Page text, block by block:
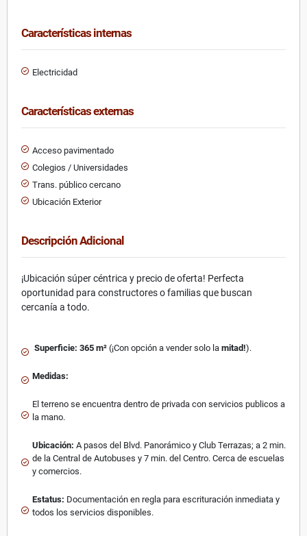
Características internas
Electricidad
Características externas
Acceso pavimentado
Colegios / Universidades
Trans. público cercano
Ubicación Exterior
Descripción Adicional
¡Ubicación súper céntrica y precio de oferta! Perfecta
oportunidad para constructores o familias que buscan
cercanía a todo.
Superficie: 365 m² (¡Con opción a vender solo la mitad!).
Medidas:
El terreno se encuentra dentro de privada con servicios publicos a
la mano.
Ubicación: A pasos del Blvd. Panorámico y Club Terrazas; a 2 min.
de la Central de Autobuses y 7 min. del Centro. Cerca de escuelas
y comercios.
Estatus: Documentación en regla para escrituración inmediata y
todos los servicios disponibles.